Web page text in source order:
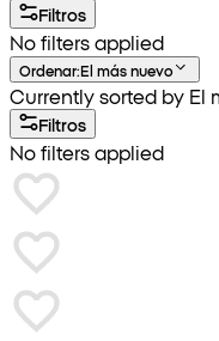
Filtros
No filters applied
Ordenar:El más nuevo
Currently sorted by El
Filtros
No filters applied